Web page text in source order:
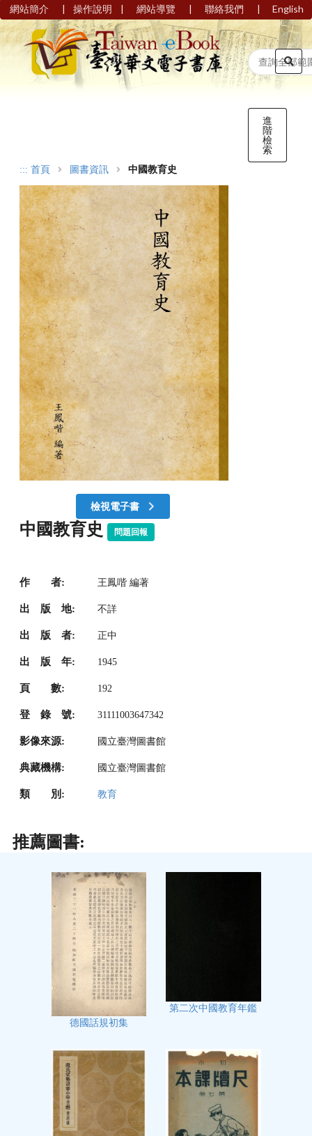
網站簡介 | 操作說明 | 網站導覽 | 聯絡我們 | English
進
階
檢
索
::: 首頁 圖書資訊 中國教育史
檢視電子書
中國教育史 問題回報
作 者: 王鳳喈 編著
出 版 地: 不詳
出 版 者: 正中
出 版 年: 1945
頁 數: 192
登 錄 號: 31111003647342
影像來源: 國立臺灣圖書館
典藏機構: 國立臺灣圖書館
類 別: 教育
推薦圖書:
德國話規初集
第二次中國教育年鑑